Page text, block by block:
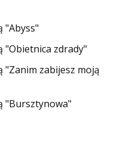
"Abyss"
"Obietnica zdrady"
"Zanim zabijesz moją
"Bursztynowa"